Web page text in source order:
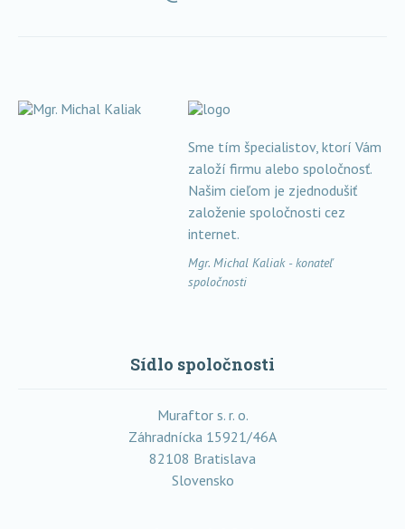
Sme tím špecialistov, ktorí Vám
založí firmu alebo spoločnosť.
Našim cieľom je zjednodušiť
založenie spoločnosti cez
internet.
Mgr. Michal Kaliak - konateľ
spoločnosti
Sídlo spoločnosti
Muraftor s. r. o.
Záhradnícka 15921/46A
82108 Bratislava
Slovensko